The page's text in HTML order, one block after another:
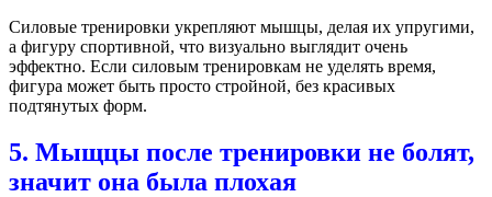
Силовые тренировки укрепляют мышцы, делая их упругими,
а фигуру спортивной, что визуально выглядит очень
эффектно. Если силовым тренировкам не уделять время,
фигура может быть просто стройной, без красивых
подтянутых форм.
5. Мыщцы после тренировки не болят,
значит она была плохая